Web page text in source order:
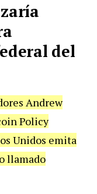
del
Andrew
Policy
Unidos emita
llamado